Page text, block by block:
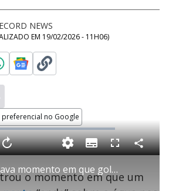
NEWS
EM 19/02/2026 - 11H06)
no Google
P Turista grava momento em que golfinho realiza 'caminhada com a cauda'
A
n
ç
a
S
u
b
i
t
l
F
l
s
c
r
C
o
a
r
o momento em que um